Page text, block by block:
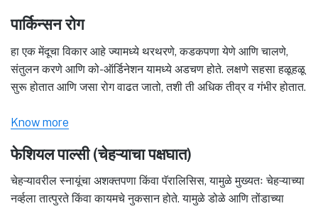
पार्किन्सन रोग
हा एक मेंदूचा विकार आहे ज्यामध्ये थरथरणे, कडकपणा येणे आणि चालणे,
संतुलन करणे आणि को-ऑर्डिनेशन यामध्ये अडचण होते. लक्षणे सहसा हळूहळू
सुरू होतात आणि जसा रोग वाढत जातो, तशी ती अधिक तीव्र व गंभीर होतात.
Know more
फेशियल पाल्सी (चेहऱ्याचा पक्षघात)
चेहऱ्यावरील स्नायूंचा अशक्तपणा किंवा पॅरालिसिस, यामुळे मुख्यतः चेहऱ्याच्या
नर्व्हला तात्पुरते किंवा कायमचे नुकसान होते. यामुळे डोळे आणि तोंडाच्या